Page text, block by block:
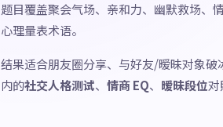
题目覆盖聚会气场、亲和力、幽默救场、
心理量表术语。
结果适合朋友圈分享、与好友/暧昧对象
内的社交人格测试、 情商 EQ、 暧昧段位对